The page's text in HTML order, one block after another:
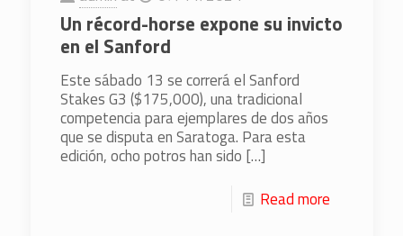
Un récord-horse expone su invicto
en el Sanford
Este sábado 13 se correrá el Sanford
Stakes G3 ($175,000), una tradicional
competencia para ejemplares de dos años
que se disputa en Saratoga. Para esta
edición, ocho potros han sido […]
Read more